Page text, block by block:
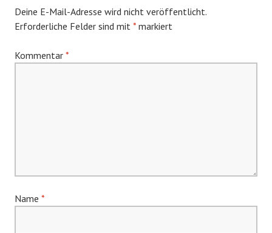
Deine E-Mail-Adresse wird nicht veröffentlicht.
Erforderliche Felder sind mit * markiert
Kommentar *
Name *